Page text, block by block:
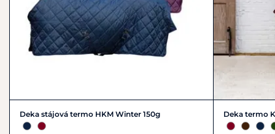
Deka stájová termo HKM Winter 150g Deka termo